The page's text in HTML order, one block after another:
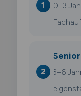
0–3
3–6